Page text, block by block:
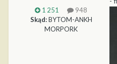
1 251
948
Skąd:BYTOM-ANKH
MORPORK